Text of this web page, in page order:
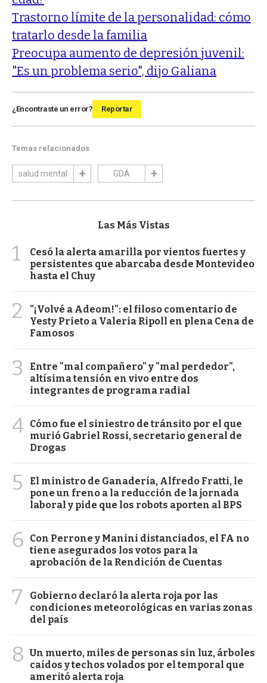
Trastorno límite de la personalidad: cómo
tratarlo desde la familia
Preocupa aumento de depresión juvenil:
"Es un problema serio", dijo Galiana
¿Encontraste un error? Reportar
Temas relacionados
salud mental GDA
Las Más Vistas
1
Cesó la alerta amarilla por vientos fuertes y
persistentes que abarcaba desde Montevideo
hasta el Chuy
2
"¡Volvé a Adeom!": el filoso comentario de
Yesty Prieto a Valeria Ripoll en plena Cena de
Famosos
3
Entre "mal compañero" y "mal perdedor",
altísima tensión en vivo entre dos
integrantes de programa radial
4 Cómo fue el siniestro de tránsito por el que
murió Gabriel Rossi, secretario general de
Drogas
5
El ministro de Ganadería, Alfredo Fratti, le
pone un freno a la reducción de la jornada
laboral y pide que los robots aporten al BPS
6
Con Perrone y Manini distanciados, el FA no
tiene asegurados los votos para la
aprobación de la Rendición de Cuentas
7
Gobierno declaró la alerta roja por las
condiciones meteorológicas en varias zonas
del país
8 Un muerto, miles de personas sin luz, árboles
caídos y techos volados por el temporal que
ameritó alerta roja